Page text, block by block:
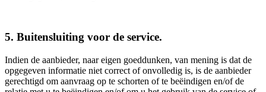
5. Buitensluiting voor de service.
Indien de aanbieder, naar eigen goeddunken, van mening is dat de
opgegeven informatie niet correct of onvolledig is, is de aanbieder
gerechtigd om aanvraag op te schorten of te beëindigen en/of de